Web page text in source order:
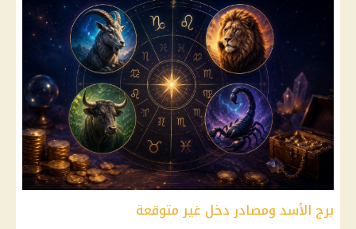
برج الأسد ومصادر دخل غير متوقعة